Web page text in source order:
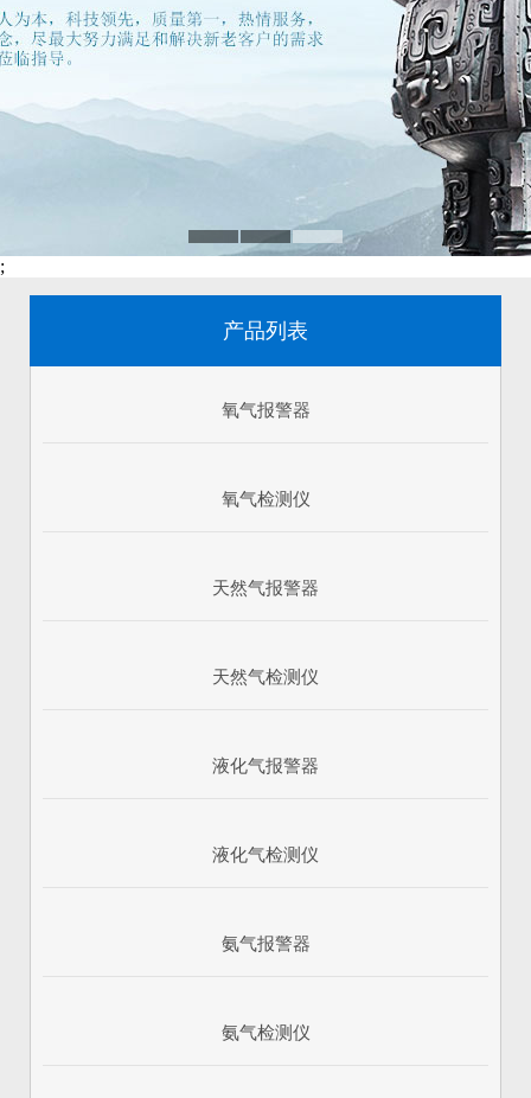
;
产品列表
氧气报警器
氧气检测仪
天然气报警器
天然气检测仪
液化气报警器
液化气检测仪
氨气报警器
氨气检测仪